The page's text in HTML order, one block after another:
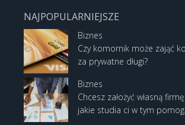
NAJPOPULARNIEJSZE
Biznes
Czy komornik może zająć
za prywatne długi?
Biznes
Chcesz założyć własną
jakie studia ci w tym